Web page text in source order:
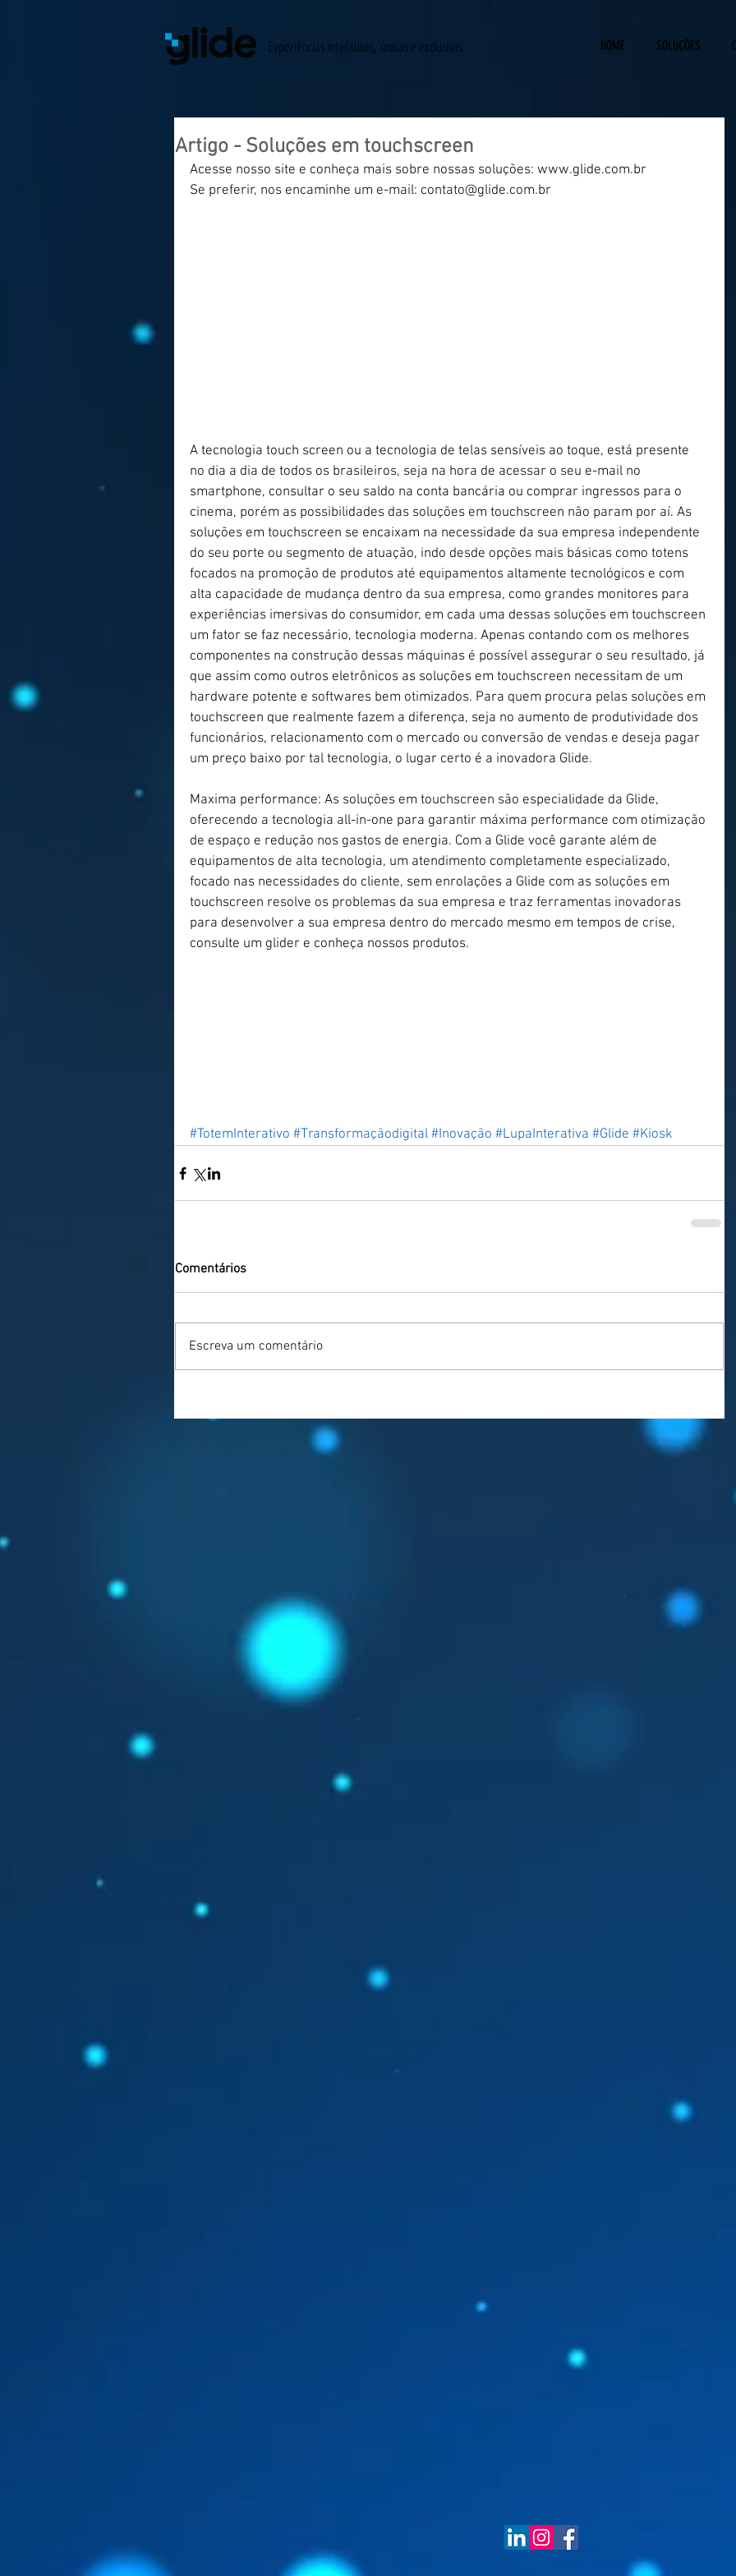
Experiências Interativas, únicas e exclusivas HOME SOLUÇÕES
Artigo - Soluções em touchscreen
Acesse nosso site e conheça mais sobre nossas soluções: www.glide.com.br
Se preferir, nos encaminhe um e-mail: contato@glide.com.br
A tecnologia touch screen ou a tecnologia de telas sensíveis ao toque, está presente
no dia a dia de todos os brasileiros, seja na hora de acessar o seu e-mail no
smartphone, consultar o seu saldo na conta bancária ou comprar ingressos para o
cinema, porém as possibilidades das soluções em touchscreen não param por aí. As
soluções em touchscreen se encaixam na necessidade da sua empresa independente
do seu porte ou segmento de atuação, indo desde opções mais básicas como totens
focados na promoção de produtos até equipamentos altamente tecnológicos e com
alta capacidade de mudança dentro da sua empresa, como grandes monitores para
experiências imersivas do consumidor, em cada uma dessas soluções em touchscreen
um fator se faz necessário, tecnologia moderna. Apenas contando com os melhores
componentes na construção dessas máquinas é possível assegurar o seu resultado, já
que assim como outros eletrônicos as soluções em touchscreen necessitam de um
hardware potente e softwares bem otimizados. Para quem procura pelas soluções em
touchscreen que realmente fazem a diferença, seja no aumento de produtividade dos
funcionários, relacionamento com o mercado ou conversão de vendas e deseja pagar
um preço baixo por tal tecnologia, o lugar certo é a inovadora Glide.
Maxima performance: As soluções em touchscreen são especialidade da Glide,
oferecendo a tecnologia all-in-one para garantir máxima performance com otimização
de espaço e redução nos gastos de energia. Com a Glide você garante além de
equipamentos de alta tecnologia, um atendimento completamente especializado,
focado nas necessidades do cliente, sem enrolações a Glide com as soluções em
touchscreen resolve os problemas da sua empresa e traz ferramentas inovadoras
para desenvolver a sua empresa dentro do mercado mesmo em tempos de crise,
consulte um glider e conheça nossos produtos.
#TotemInterativo #Transformaçãodigital #Inovação #LupaInterativa #Glide #Kiosk
Comentários
Escreva um comentário